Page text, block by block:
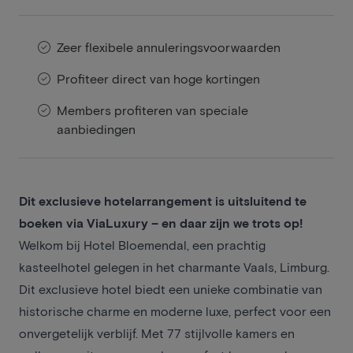
Zeer flexibele annuleringsvoorwaarden
Profiteer direct van hoge kortingen
Members profiteren van speciale
aanbiedingen
Dit exclusieve hotelarrangement is uitsluitend te
boeken via ViaLuxury – en daar zijn we trots op!
Welkom bij Hotel Bloemendal, een prachtig
kasteelhotel gelegen in het charmante Vaals, Limburg.
Dit exclusieve hotel biedt een unieke combinatie van
historische charme en moderne luxe, perfect voor een
onvergetelijk verblijf. Met 77 stijlvolle kamers en